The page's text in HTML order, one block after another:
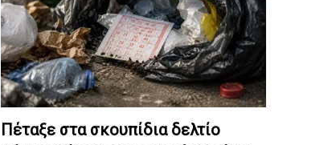
Πέταξε στα σκουπίδια δελτίο